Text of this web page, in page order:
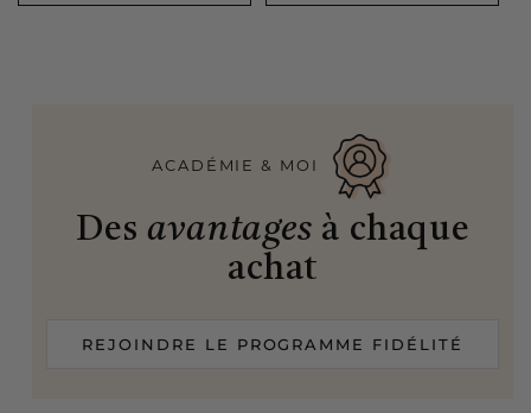
ACADÉMIE & MOI
Des avantages à chaque
achat
REJOINDRE LE PROGRAMME FIDÉLITÉ